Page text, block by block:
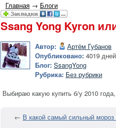
Главная → Блоги
Ssang Yong Kyron
Автор:
Артём Губанов
Опубликовано: 4019
Блог: SsangYong
Рубрика: Без рубрики
Выбираю какую купить б/у 2010
← В какой самый сильный